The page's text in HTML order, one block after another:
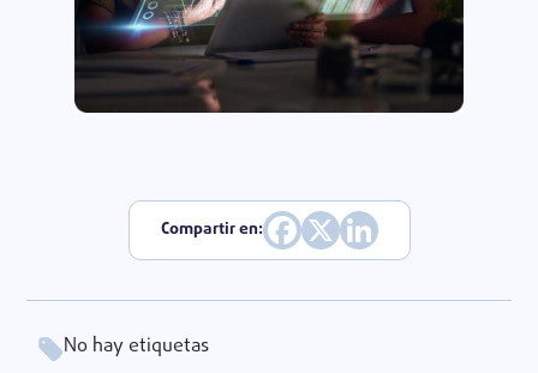
Compartir en:
No hay etiquetas